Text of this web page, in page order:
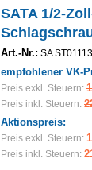
SATA 1/2-
Art.-Nr.: SA
empfohlener VK-
Preis exkl. Steuern:
Preis inkl. Steuern:
Aktionspreis:
Preis exkl. Steuern:
Preis inkl. Steuern: